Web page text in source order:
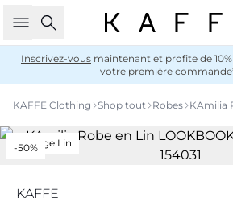
Rechercher
Inscrivez-vous maintenant et profite de
votre première
KAFFE Clothing Shop tout Robes KAmilia
Mélange Lin
-50%
KAFFE